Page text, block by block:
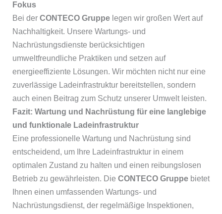
Fokus
Bei der CONTECO Gruppelegen wir großen Wert auf
Nachhaltigkeit. Unsere Wartungs- und
Nachrüstungsdienste berücksichtigen
umweltfreundliche Praktiken und setzen auf
energieeffiziente Lösungen. Wir möchten nicht nur eine
zuverlässige Ladeinfrastruktur bereitstellen, sondern
auch einen Beitrag zum Schutz unserer Umwelt leisten.
Fazit: Wartung und Nachrüstung für eine langlebige
und funktionale Ladeinfrastruktur
Eine professionelle Wartung und Nachrüstung sind
entscheidend, um Ihre Ladeinfrastruktur in einem
optimalen Zustand zu halten und einen reibungslosen
Betrieb zu gewährleisten. Die CONTECO Gruppebietet
Ihnen einen umfassenden Wartungs- und
Nachrüstungsdienst, der regelmäßige Inspektionen,